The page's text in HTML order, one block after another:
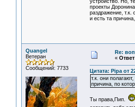
проекты
раздражение, т.к.
и есть та
Quangel
Ветеран
Сообщений: 7733
Re:
«
Цитата: Pipa от
т.к. они
причина, по
Ты права,Пип.